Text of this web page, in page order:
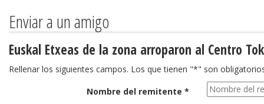
Enviar a un amigo
Euskal Etxeas de la zona arroparon al Centro
Rellenar los siguientes campos. Los que tienen "*" son
Nombre del remitente *